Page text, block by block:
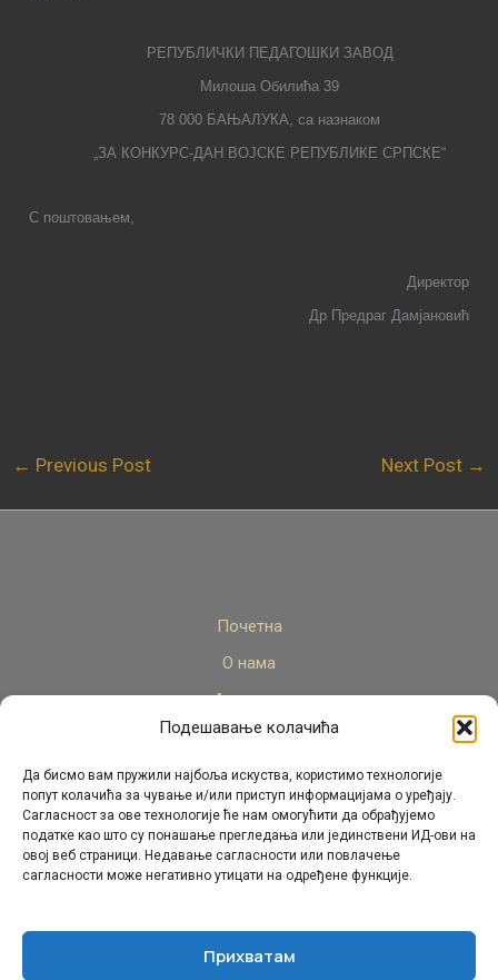
Подешавање колачића
Да бисмо вам пружили најбоља искуства, користимо технологије
попут колачића за чување и/или приступ информацијама о уређају.
Сагласност за ове технологије ће нам омогућити да обрађујемо
податке као што су понашање прегледања или јединствени ИД-ови на
овој веб страници. Недавање сагласности или повлачење
сагласности може негативно утицати на одређене функције.
Прихватам
РЕПУБЛИЧКИ ПЕДАГОШКИ ЗАВОД
Милоша Обилића 39
78 000 БАЊАЛУКА, са назнаком
„ЗА КОНКУРС-ДАН ВОЈСКЕ РЕПУБЛИКЕ СРПСКЕ“
С поштовањем,
Директор
Др Предраг Дамјановић
← Previous Post Next Post →
Почетна
О нама
Актуелно
Стручни кадар
Пројекти
Архива
Контакт